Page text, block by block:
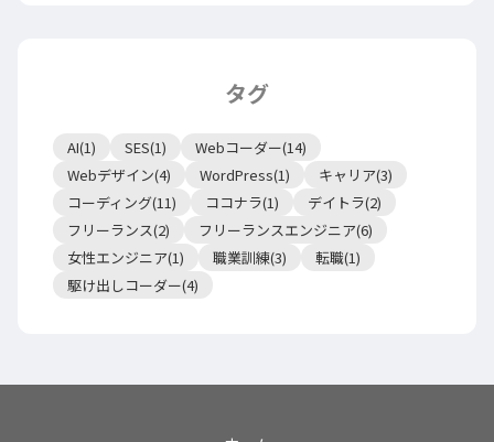
タグ
AI(1) SES(1)
Webコーダー(14)
Webデザイン(4)
WordPress(1)
キャリア(3)
コーディング(11)
ココナラ(1)
デイトラ(2)
フリーランス(2)
フリーランスエンジニア(6)
女性エンジニア(1)
職業訓練(3)
転職(1)
駆け出しコーダー(4)